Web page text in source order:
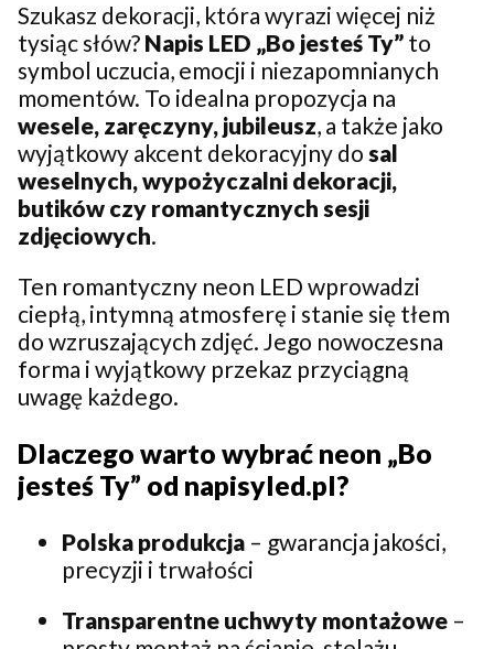
Szukasz dekoracji, która wyrazi więcej niż
tysiąc słów? Napis LED „Bo jesteś Ty” to
symbol uczucia, emocji i niezapomnianych
momentów. To idealna propozycja na
wesele, zaręczyny, jubileusz, a także jako
wyjątkowy akcent dekoracyjny do sal
weselnych, wypożyczalni dekoracji,
butików czy romantycznych sesji
zdjęciowych.
Ten romantyczny neon LED wprowadzi
ciepłą, intymną atmosferę i stanie się tłem
do wzruszających zdjęć. Jego nowoczesna
forma i wyjątkowy przekaz przyciągną
uwagę każdego.
Dlaczego warto wybrać neon „Bo
jesteś Ty” od napisyled.pl?
Polska produkcja – gwarancja jakości,
precyzji i trwałości
Transparentne uchwyty montażowe –